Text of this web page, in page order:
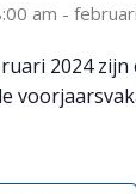
am -
2024 zijn